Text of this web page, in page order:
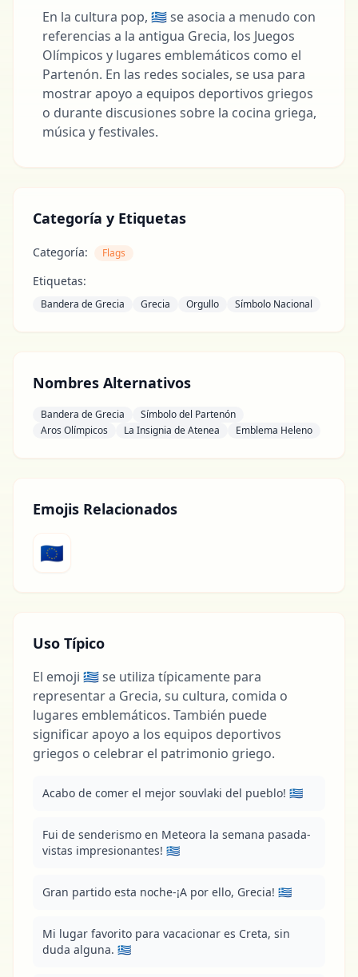
En la cultura pop, 🇬🇷 se asocia a menudo con
referencias a la antigua Grecia, los Juegos
Olímpicos y lugares emblemáticos como el
Partenón. En las redes sociales, se usa para
mostrar apoyo a equipos deportivos griegos
o durante discusiones sobre la cocina griega,
música y festivales.
Categoría y Etiquetas
Categoría: Flags
Etiquetas:
Bandera de Grecia Grecia Orgullo Símbolo Nacional
Nombres Alternativos
Bandera de Grecia
Símbolo del Partenón
Aros Olímpicos
La Insignia de Atenea Emblema Heleno
Emojis Relacionados
🇪🇺
Uso Típico
El emoji 🇬🇷 se utiliza típicamente para
representar a Grecia, su cultura, comida o
lugares emblemáticos. También puede
significar apoyo a los equipos deportivos
griegos o celebrar el patrimonio griego.
Acabo de comer el mejor souvlaki del pueblo! 🇬🇷
Fui de senderismo en Meteora la semana pasada-
vistas impresionantes! 🇬🇷
Gran partido esta noche-¡A por ello, Grecia! 🇬🇷
Mi lugar favorito para vacacionar es Creta, sin
duda alguna. 🇬🇷